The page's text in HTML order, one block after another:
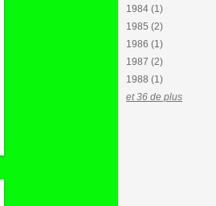
1984 (1)
1985 (2)
1986 (1)
1987 (2)
1988 (1)
et 36 de plus